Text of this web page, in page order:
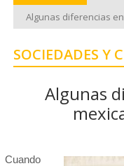
Algunas diferencias
SOCIEDADES Y
Algunas
Cuando